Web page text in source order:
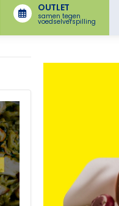
OUTLET
samen tegen
voedselverspilling